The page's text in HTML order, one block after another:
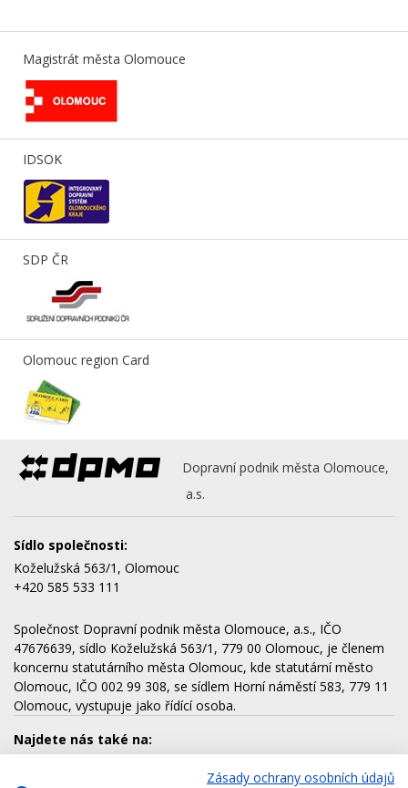
Magistrát města Olomouce
IDSOK
SDP ČR
Olomouc region Card
Dopravní podnik města Olomouce,
a.s.
Sídlo společnosti:
Koželužská 563/1, Olomouc
+420 585 533 111
Společnost Dopravní podnik města Olomouce, a.s., IČO
47676639, sídlo Koželužská 563/1, 779 00 Olomouc, je členem
koncernu statutárního města Olomouc, kde statutární město
Olomouc, IČO 002 99 308, se sídlem Horní náměstí 583, 779 11
Olomouc, vystupuje jako řídící osoba.
Najdete nás také na:
Zásady ochrany osobních údajů